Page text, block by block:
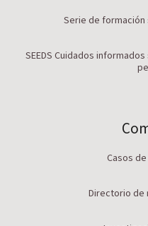
Serie de
SEEDS Cuidados
Casos
Directorio de